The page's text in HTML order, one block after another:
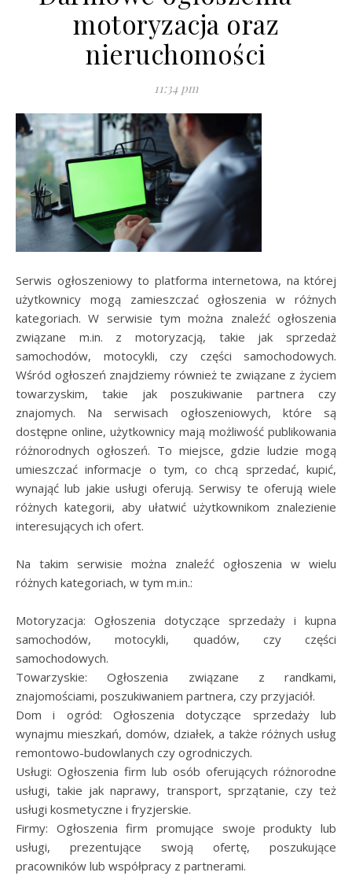
motoryzacja oraz
nieruchomości
11:34 pm
Serwis ogłoszeniowy to platforma internetowa, na której
użytkownicy mogą zamieszczać ogłoszenia w różnych
kategoriach. W serwisie tym można znaleźć ogłoszenia
związane m.in. z motoryzacją, takie jak sprzedaż
samochodów, motocykli, czy części samochodowych.
Wśród ogłoszeń znajdziemy również te związane z życiem
towarzyskim, takie jak poszukiwanie partnera czy
znajomych. Na serwisach ogłoszeniowych, które są
dostępne online, użytkownicy mają możliwość publikowania
różnorodnych ogłoszeń. To miejsce, gdzie ludzie mogą
umieszczać informacje o tym, co chcą sprzedać, kupić,
wynająć lub jakie usługi oferują. Serwisy te oferują wiele
różnych kategorii, aby ułatwić użytkownikom znalezienie
interesujących ich ofert.
Na takim serwisie można znaleźć ogłoszenia w wielu
różnych kategoriach, w tym m.in.:
Motoryzacja: Ogłoszenia dotyczące sprzedaży i kupna
samochodów, motocykli, quadów, czy części
samochodowych.
Towarzyskie: Ogłoszenia związane z randkami,
znajomościami, poszukiwaniem partnera, czy przyjaciół.
Dom i ogród: Ogłoszenia dotyczące sprzedaży lub
wynajmu mieszkań, domów, działek, a także różnych usług
remontowo-budowlanych czy ogrodniczych.
Usługi: Ogłoszenia firm lub osób oferujących różnorodne
usługi, takie jak naprawy, transport, sprzątanie, czy też
usługi kosmetyczne i fryzjerskie.
Firmy: Ogłoszenia firm promujące swoje produkty lub
usługi, prezentujące swoją ofertę, poszukujące
pracowników lub współpracy z partnerami.